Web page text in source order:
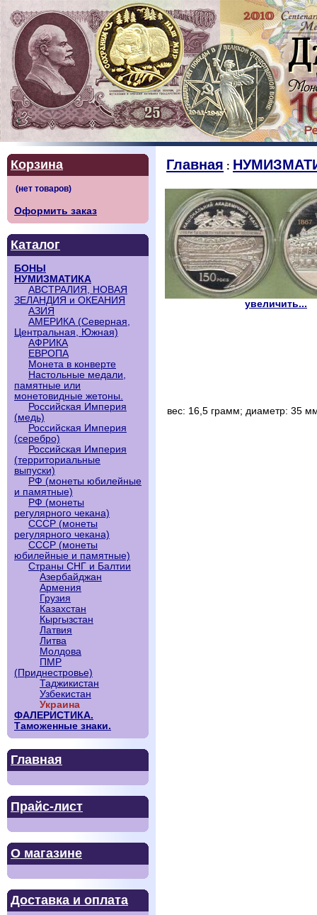
Корзина
Оформить заказ
Каталог
БОНЫ
НУМИЗМАТИКА
АВСТРАЛИЯ, НОВАЯ
ЗЕЛАНДИЯ и ОКЕАНИЯ
АЗИЯ
АМЕРИКА (Северная,
Центральная, Южная)
АФРИКА
ЕВРОПА
Монета в конверте
Настольные медали,
памятные или
монетовидные жетоны.
Российская Империя
(медь)
Российская Империя
(серебро)
Российская Империя
(территориальные
выпуски)
РФ (монеты юбилейные
и памятные)
РФ (монеты
регулярного чекана)
СССР (монеты
регулярного чекана)
СССР (монеты
юбилейные и памятные)
Страны СНГ и Балтии
Азербайджан
Армения
Грузия
Казахстан
Кыргызстан
Латвия
Литва
Молдова
ПМР
(Приднестровье)
Таджикистан
Узбекистан
Украина
ФАЛЕРИСТИКА.
Таможенные знаки.
Главная
Прайс-лист
О магазине
Доставка и оплата
Главная :
увеличить...
вес: 16,5 грамм; диаметр: 35